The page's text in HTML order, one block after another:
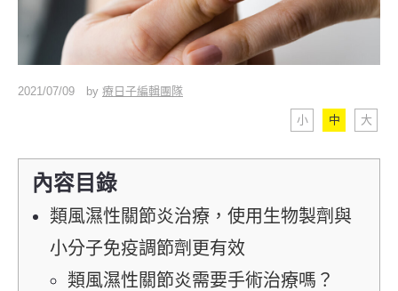
2021/07/09 by 療日子編輯團隊
小 中 大
內容目錄
類風濕性關節炎治療，使用生物製劑與
小分子免疫調節劑更有效
類風濕性關節炎需要手術治療嗎？